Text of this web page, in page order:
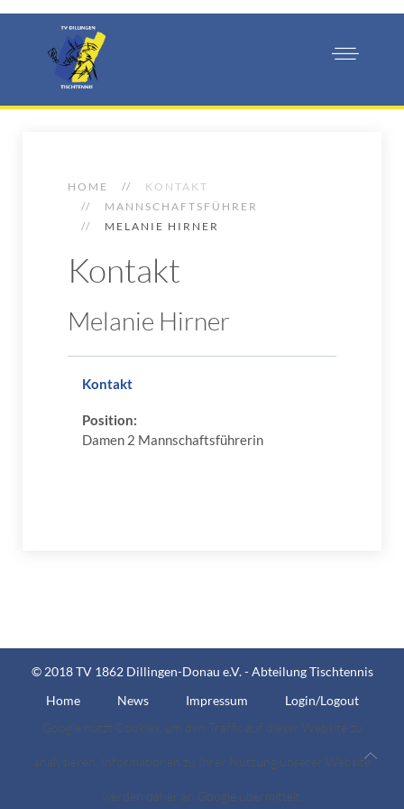
HOME
KONTAKT
MANNSCHAFTSFÜHRER
MELANIE HIRNER
Kontakt
Melanie Hirner
Kontakt
Position:
Damen 2 Mannschaftsführerin
© 2018 TV 1862 Dillingen-Donau e.V. - Abteilung Tischtennis
Home
News Impressum
Login/Logout
Google nutzt Cookies, um den Traffic auf dieser Website zu
analysieren. Informationen zu Ihrer Nutzung unserer Website
werden daher an Google übermittelt.